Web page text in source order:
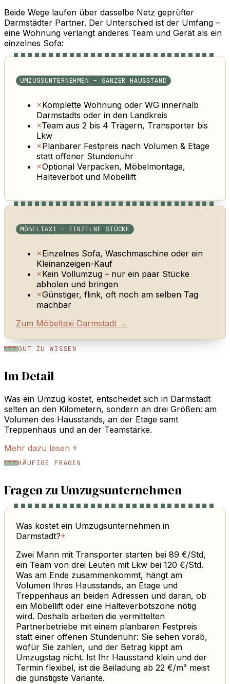
Beide Wege laufen über dasselbe Netz geprüfter
Darmstädter Partner. Der Unterschied ist der Umfang –
eine Wohnung verlangt anderes Team und Gerät als ein
einzelnes Sofa:
UMZUGSUNTERNEHMEN – GANZER HAUSSTAND
×Komplette Wohnung oder WG innerhalb
Darmstadts oder in den Landkreis
×Team aus 2 bis 4 Trägern, Transporter bis
Lkw
×Planbarer Festpreis nach Volumen & Etage
statt offener Stundenuhr
×Optional Verpacken, Möbelmontage,
Halteverbot und Möbellift
MÖBELTAXI – EINZELNE STÜCKE
×Einzelnes Sofa, Waschmaschine oder ein
Kleinanzeigen-Kauf
×Kein Vollumzug – nur ein paar Stücke
abholen und bringen
×Günstiger, flink, oft noch am selben Tag
machbar
Zum Möbeltaxi Darmstadt →
GUT ZU WISSEN
Im Detail
Was ein Umzug kostet, entscheidet sich in Darmstadt
selten an den Kilometern, sondern an drei Größen: am
Volumen des Hausstands, an der Etage samt
Treppenhaus und an der Teamstärke.
Mehr dazu lesen +
HÄUFIGE FRAGEN
Fragen zu Umzugsunternehmen
Was kostet ein Umzugsunternehmen in
Darmstadt?+
Zwei Mann mit Transporter starten bei 89 €/Std,
ein Team von drei Leuten mit Lkw bei 120 €/Std.
Was am Ende zusammenkommt, hängt am
Volumen Ihres Hausstands, an Etage und
Treppenhaus an beiden Adressen und daran, ob
ein Möbellift oder eine Halteverbotszone nötig
wird. Deshalb arbeiten die vermittelten
Partnerbetriebe mit einem planbaren Festpreis
statt einer offenen Stundenuhr: Sie sehen vorab,
wofür Sie zahlen, und der Betrag kippt am
Umzugstag nicht. Ist Ihr Hausstand klein und der
Termin flexibel, ist die Beiladung ab 22 €/m³ meist
die günstigste Variante.